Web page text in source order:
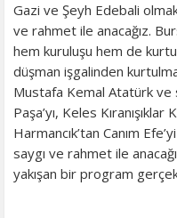
Gazi ve Şeyh Edebali
ve rahmet ile anacağız.
hem kuruluşu hem de
düşman işgalinden
Mustafa Kemal Atatürk ve
Paşa’yı, Keles
Harmancık’tan Canım
saygı ve rahmet ile
yakışan bir program